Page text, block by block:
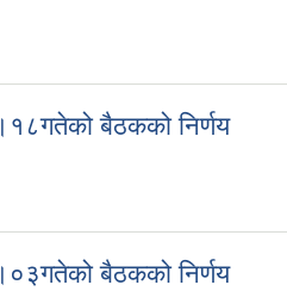
बैठकको निर्णय
बैठकको निर्णय